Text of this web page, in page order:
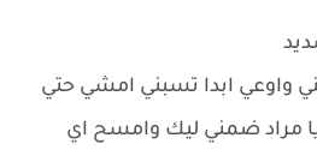
واوعي ابدا تسبني امشي حتي
مراد ضمني ليك وامسح اي